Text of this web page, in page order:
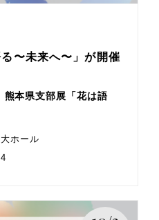
〜未来へ〜」が開催
熊本県支部展「花は語
ホール